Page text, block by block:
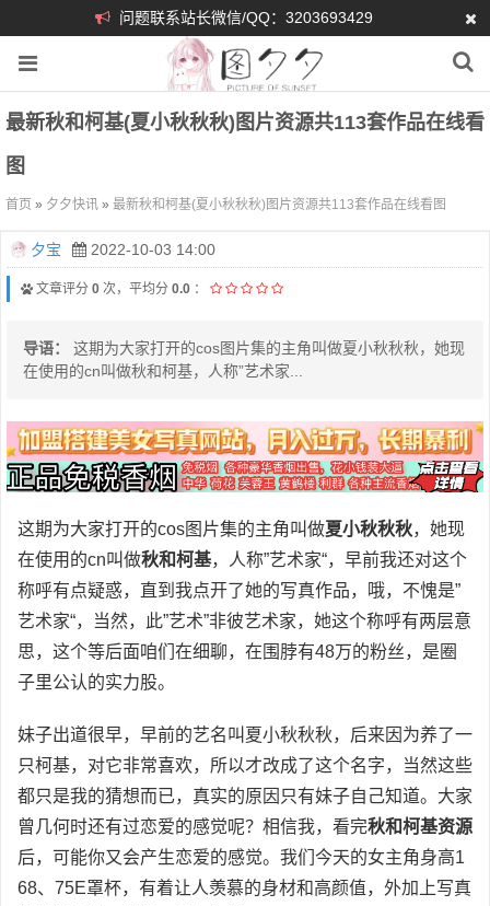
问题联系站长微信/QQ：3203693429
最新秋和柯基(夏小秋秋秋)图片资源共113套作品在线看
图
首页 » 夕夕快讯 » 最新秋和柯基(夏小秋秋秋)图片资源共113套作品在线看图
夕宝 2022-10-03 14:00
文章评分 0 次，平均分 0.0 ：
导语：
这期为大家打开的cos图片集的主角叫做夏小秋秋秋，她现
在使用的cn叫做秋和柯基，人称”艺术家...
这期为大家打开的cos图片集的主角叫做夏小秋秋秋，她现
在使用的cn叫做秋和柯基，人称”艺术家“，早前我还对这个
称呼有点疑惑，直到我点开了她的写真作品，哦，不愧是”
艺术家“，当然，此”艺术”非彼艺术家，她这个称呼有两层意
思，这个等后面咱们在细聊，在围脖有48万的粉丝，是圈
子里公认的实力股。
妹子出道很早，早前的艺名叫夏小秋秋秋，后来因为养了一
只柯基，对它非常喜欢，所以才改成了这个名字，当然这些
都只是我的猜想而已，真实的原因只有妹子自己知道。大家
曾几何时还有过恋爱的感觉呢？相信我，看完秋和柯基资源
后，可能你又会产生恋爱的感觉。我们今天的女主角身高1
68、75E罩杯，有着让人羡慕的身材和高颜值，外加上写真